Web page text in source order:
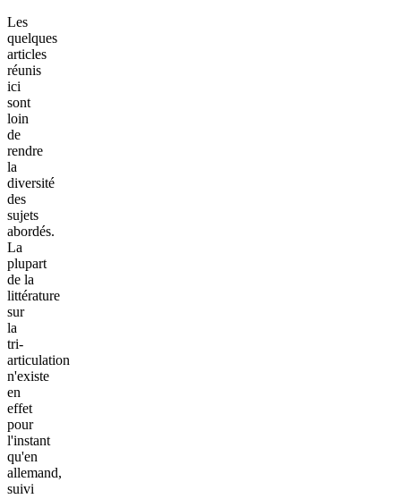
Les
quelques
articles
réunis
ici
sont
loin
de
rendre
la
diversité
des
sujets
abordés.
La
plupart
de la
littérature
sur
la
tri-
articulation
n'existe
en
effet
pour
l'instant
qu'en
allemand,
suivi